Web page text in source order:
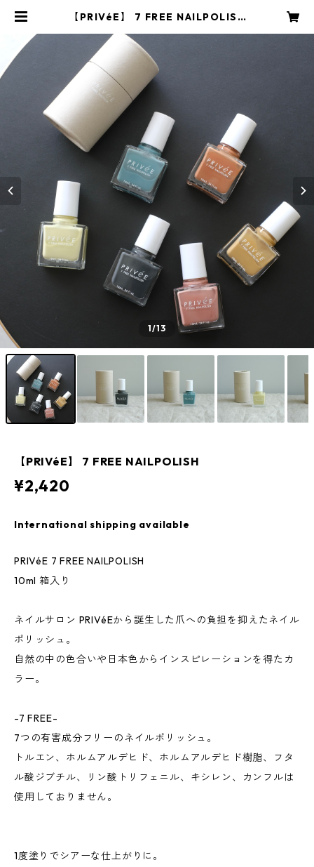
【PRIVéE】 7 FREE NAILPOLISH
1/13
【PRIVéE】 7 FREE NAILPOLISH
¥2,420
International shipping available
PRIVéE 7 FREE NAILPOLISH
10ml 箱入り
ネイルサロン PRIVéEから誕生した爪への負担を抑えたネイル
ポリッシュ。
自然の中の色合いや日本色からインスピレーションを得たカ
ラー。
-7 FREE-
7つの有害成分フリーのネイルポリッシュ。
トルエン、ホルムアルデヒド、ホルムアルデヒド樹脂、フタ
ル酸ジブチル、リン酸トリフェニル、キシレン、カンフルは
使用しておりません。
1度塗りでシアーな仕上がりに。